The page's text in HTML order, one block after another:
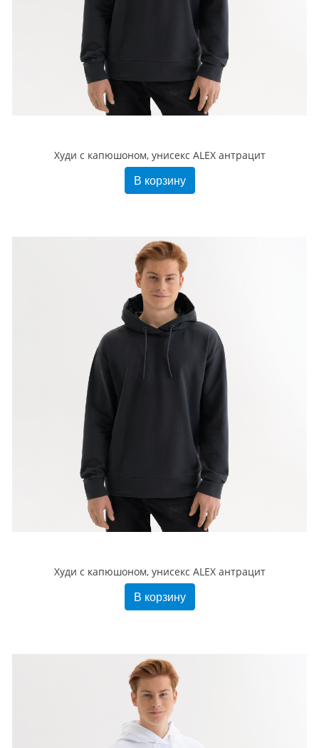
Худи с капюшоном, унисекс ALEX антрацит
В корзину
Худи с капюшоном, унисекс ALEX антрацит
В корзину